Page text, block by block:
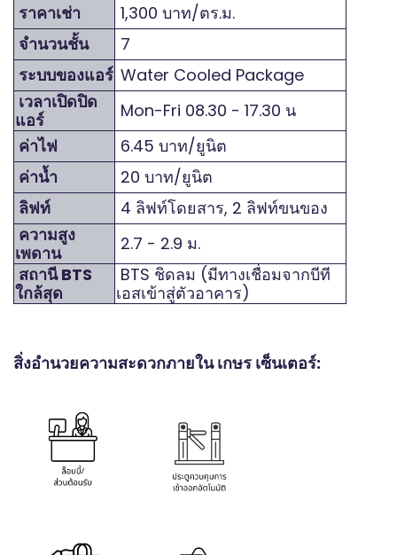
ราคาเช่า
1,300 บาท/ตร.ม.
จำนวนชั้น
7
ระบบของแอร์ Water Cooled Package
เวลาเปิดปิด
แอร์
Mon-Fri 08.30 - 17.30 น
ค่าไฟ
6.45 บาท/ยูนิต
ค่าน้ำ
20 บาท/ยูนิต
ลิฟท์
4 ลิฟท์โดยสาร, 2 ลิฟท์ขนของ
ความสูง
เพดาน
2.7 - 2.9 ม.
สถานี BTS
ใกล้สุด
BTS ชิดลม (มีทางเชื่อมจากบีที
เอสเข้าสู่ตัวอาคาร)
สิ่งอำนวยความสะดวกภายใน เกษร เซ็นเตอร์: